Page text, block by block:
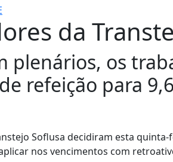
da
plenários, os
refeição para
Soflusa decidiram esta
nos vencimentos com